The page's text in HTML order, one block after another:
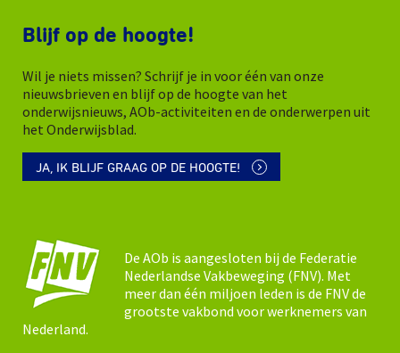
Blijf op de hoogte!
Wil je niets missen? Schrijf je in voor één van onze
nieuwsbrieven en blijf op de hoogte van het
onderwijsnieuws, AOb-activiteiten en de onderwerpen uit
het Onderwijsblad.
JA, IK BLIJF GRAAG OP DE HOOGTE!
De AOb is aangesloten bij de Federatie
Nederlandse Vakbeweging (FNV). Met
meer dan één miljoen leden is de FNV de
grootste vakbond voor werknemers van
Nederland.